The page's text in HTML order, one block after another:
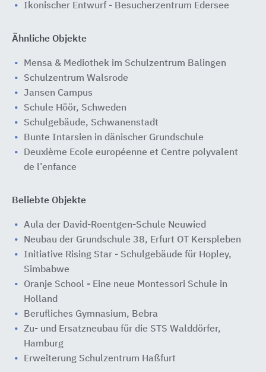
Ikonischer Entwurf - Besucherzentrum Edersee
Ähnliche Objekte
Mensa & Mediothek im Schulzentrum Balingen
Schulzentrum Walsrode
Jansen Campus
Schule Höör, Schweden
Schulgebäude, Schwanenstadt
Bunte Intarsien in dänischer Grundschule
Deuxième Ecole européenne et Centre polyvalent
de l’enfance
Beliebte Objekte
Aula der David-Roentgen-Schule Neuwied
Neubau der Grundschule 38, Erfurt OT Kerspleben
Initiative Rising Star - Schulgebäude für Hopley,
Simbabwe
Oranje School - Eine neue Montessori Schule in
Holland
Berufliches Gymnasium, Bebra
Zu- und Ersatzneubau für die STS Walddörfer,
Hamburg
Erweiterung Schulzentrum Haßfurt